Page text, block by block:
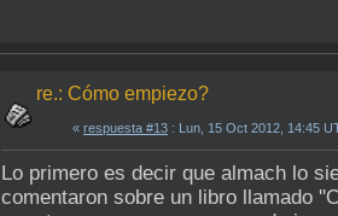
re.: Cómo empiezo?
« respuesta #13 : Lun, 15 Oct 2012, 14:45
Lo primero es decir que almach lo
comentaron sobre un libro llamado